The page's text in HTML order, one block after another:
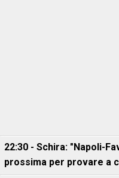
22:30 - Schira: "Napoli-
prossima per provare a